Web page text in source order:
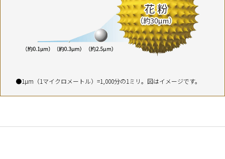
●1µm（1マイクロメートル）=1,000分の1ミリ。図はイメージです。